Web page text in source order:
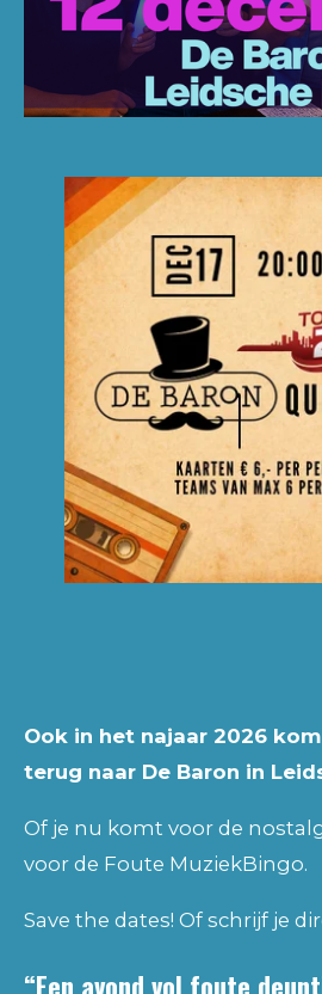
Ook in het najaar 2026
terug naar De Baron in
Of je nu komt voor de
voor de Foute MuziekBingo.
Save the dates! Of schrijf je
“Een avond vol foute